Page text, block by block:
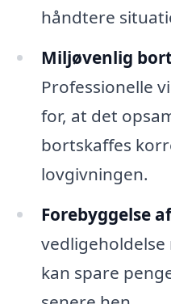
håndtere
Miljøvenlig
Professionelle
for, at det
bortskaffes
lovgivningen.
Forebyggelse
vedligeholdelse
kan spare